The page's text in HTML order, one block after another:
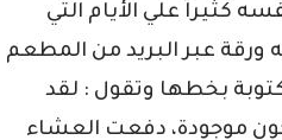
كثيراً علي الأيام التي
ورقة عبر البريد من المطعم
بخطها وتقول : لقد
موجودة، دفعت العشاء